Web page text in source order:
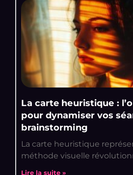
La carte heuristique :
pour dynamiser vos
brainstorming
La carte heuristique
méthode visuelle
Lire la suite »